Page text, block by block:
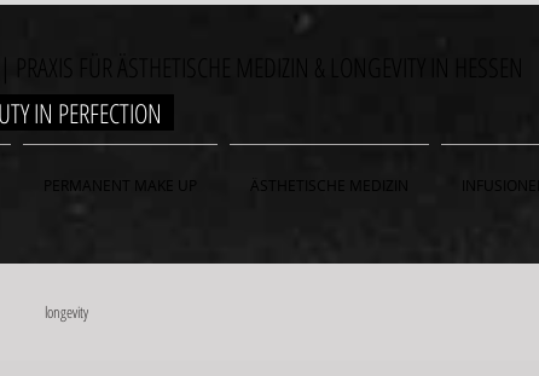
PRAXIS FÜR ÄSTHETISCHE MEDIZIN & LONGEVITY IN HESSEN
IN PERFECTION
PERMANENT MAKE UP ÄSTHETISCHE MEDIZIN INFUSIONEN
longevity